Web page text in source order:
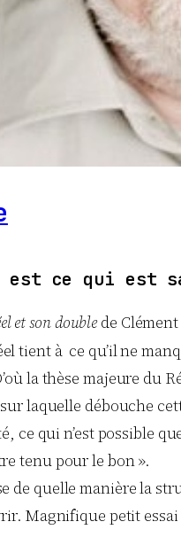
ce qui est
et son doublede
tient à ce qu’il ne
la thèse majeure du
laquelle débouche
ce qui n’est possible
tenu pour le bon ».
de quelle manière la
Magnifique petit essai